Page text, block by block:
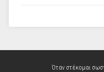
σας.”
Όταν στέκομαι